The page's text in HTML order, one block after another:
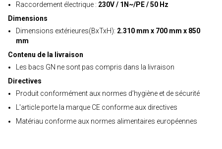
Raccordement électrique : 230V / 1N~/PE / 50 Hz
Dimensions
Dimensions extérieures(BxTxH): 2.310 mm x 700 mm x 850
mm
Contenu de la livraison
Les bacs GN ne sont pas compris dans la livraison
Directives
Produit conformément aux normes d’hygiène et de sécurité
L'article porte la marque CE conforme aux directives
Matériau conforme aux normes alimentaires européennes